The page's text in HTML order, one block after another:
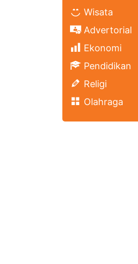
Wisata
Advertorial
Ekonomi
Pendidikan
Religi
Olahraga